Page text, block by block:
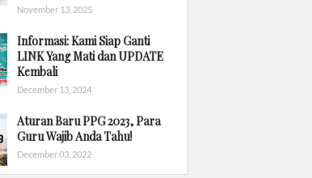
November 13, 2025
Informasi: Kami Siap Ganti
LINK Yang Mati dan UPDATE
Kembali
December 13, 2024
Aturan Baru PPG 2023, Para
Guru Wajib Anda Tahu!
December 03, 2022